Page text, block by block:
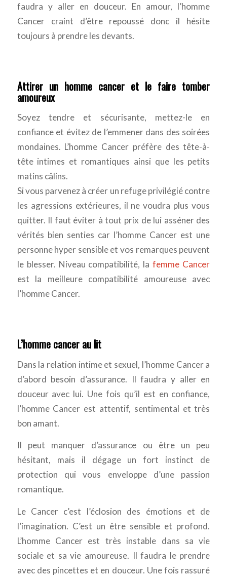
faudra y aller en douceur. En amour, l’homme
Cancer craint d’être repoussé donc il hésite
toujours à prendre les devants.
Attirer un homme cancer et le faire tomber
amoureux
Soyez tendre et sécurisante, mettez-le en
confiance et évitez de l’emmener dans des soirées
mondaines. L’homme Cancer préfère des tête-à-
tête intimes et romantiques ainsi que les petits
matins câlins.
Si vous parvenez à créer un refuge privilégié contre
les agressions extérieures, il ne voudra plus vous
quitter. Il faut éviter à tout prix de lui asséner des
vérités bien senties car l’homme Cancer est une
personne hyper sensible et vos remarques peuvent
le blesser. Niveau compatibilité, lafemme Cancer
est la meilleure compatibilité amoureuse avec
l’homme Cancer.
L’homme cancer au lit
Dans la relation intime et sexuel, l’homme Cancer a
d’abord besoin d’assurance. Il faudra y aller en
douceur avec lui. Une fois qu’il est en confiance,
l’homme Cancer est attentif, sentimental et très
bon amant.
Il peut manquer d’assurance ou être un peu
hésitant, mais il dégage un fort instinct de
protection qui vous enveloppe d’une passion
romantique.
Le Cancer c’est l’éclosion des émotions et de
l’imagination. C’est un être sensible et profond.
L’homme Cancer est très instable dans sa vie
sociale et sa vie amoureuse. Il faudra le prendre
avec des pincettes et en douceur. Une fois rassuré